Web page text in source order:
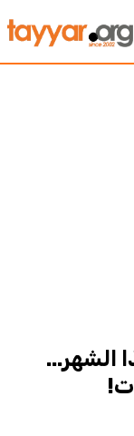
Fri, Aug 7th 29°C
الشهر...